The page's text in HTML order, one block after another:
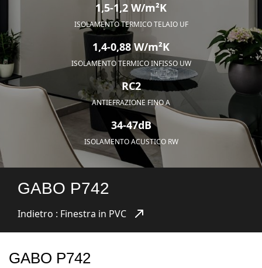
1,5-1,2 W/m²K
ISOLAMENTO TERMICO TELAIO UF
1,4-0,88 W/m²K
ISOLAMENTO TERMICO INFISSO UW
RC2
ANTIEFRAZIONE FINO A
34-47dB
ISOLAMENTO ACUSTICO RW
GABO P742
Indietro : Finestra in PVC
GABO P742